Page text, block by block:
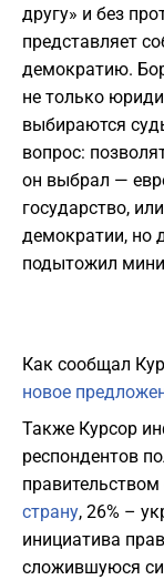
другу» и без
представляет
демократию.
не только
выбираются
вопрос:
он выбрал —
государство,
демократии, но
подытожил
Как сообщал
новое
Также Курсор
респондентов
правительством
страну, 26% –
инициатива
сложившуюся